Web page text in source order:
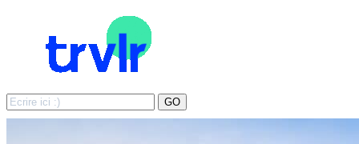
Search
for:
GO